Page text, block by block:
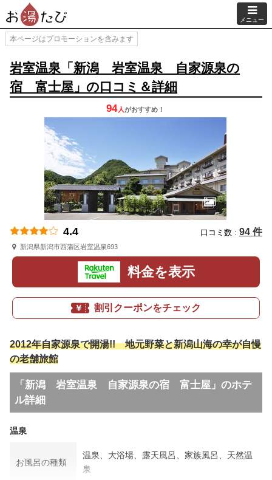
メニュー
本ページはプロモーションを含みます
岩室温泉「新潟 岩室温泉 自家源泉の
宿 富士屋」の口コミ＆詳細
94 人がおすすめ！
4.4 口コミ数 : 94 件
新潟県新潟市西蒲区岩室温泉693
料金を表示
割引クーポンをチェック
2012年自家源泉で開湯!! 地元野菜と新潟山海の幸が自慢
の老舗旅館
「新潟 岩室温泉 自家源泉の宿 富士屋」のホテ
ル詳細
温泉
お風呂の種類
温泉、大浴場、露天風呂、家族風呂、天然温
泉